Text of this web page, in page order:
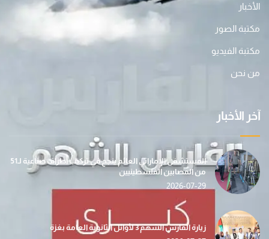
الأخبار
مكتبة الصور
مكتبة الفيديو
من نحن
آخر الأخبار
المستشفى الإماراتي العائم ينجح في تركيب أطراف صناعية لـ51
من المصابين الفلسطينيين
2026-07-29
زيارة الفارس الشهم 3 لأوائل الثانوية العامة بغزة